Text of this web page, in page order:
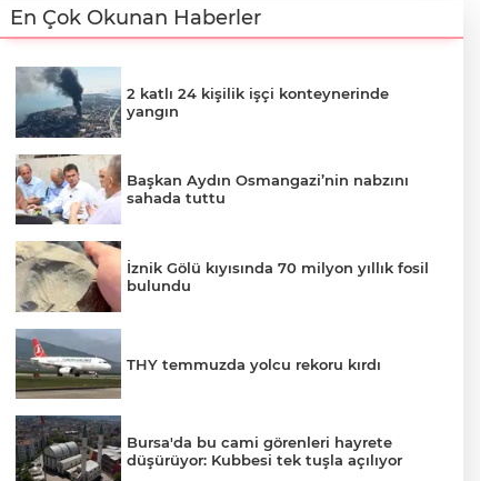
En Çok Okunan Haberler
2 katlı 24 kişilik işçi konteynerinde
yangın
Başkan Aydın Osmangazi’nin nabzını
sahada tuttu
İznik Gölü kıyısında 70 milyon yıllık fosil
bulundu
THY temmuzda yolcu rekoru kırdı
Bursa'da bu cami görenleri hayrete
düşürüyor: Kubbesi tek tuşla açılıyor